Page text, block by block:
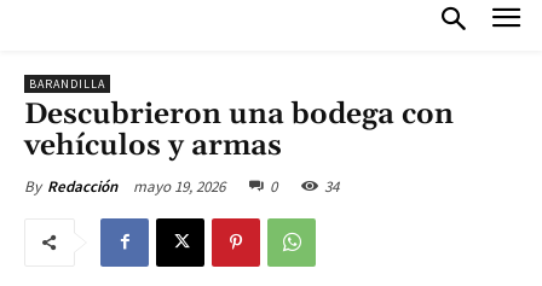
BARANDILLA
Descubrieron una bodega con
vehículos y armas
By Redacción mayo 19, 2026 0 34